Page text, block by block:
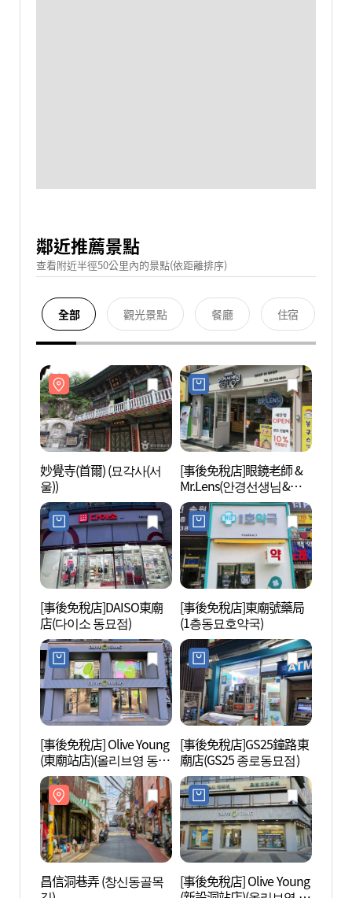
鄰近推薦景點
查看附近半徑50公里內的景點(依距離排序)
全部 觀光景點 餐廳 住宿
妙覺寺(首爾) (묘각사(서
울))
[事後免稅店]眼鏡老師 &
Mr.Lens(안경선생님&미
스터렌즈)
[事後免稅店]DAISO東廟
店(다이소 동묘점)
[事後免稅店]東廟號藥局
(1층동묘호약국)
[事後免稅店] Olive Young
(東廟站店)(올리브영 동묘
앞역점)
[事後免稅店]GS25鐘路東
廟店(GS25 종로동묘점)
昌信洞巷弄 (창신동골목
[事後免稅店] Olive Young